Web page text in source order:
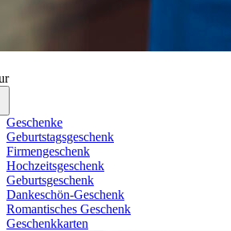
Geschenke
Geburtstagsgeschenk
Firmengeschenk
Hochzeitsgeschenk
Geburtsgeschenk
Dankeschön-Geschenk
Romantisches Geschenk
Geschenkkarten